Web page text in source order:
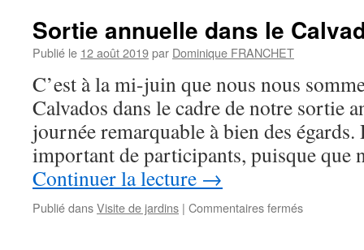
Sortie annuelle dans le
Publié le 12 août 2019par Dominique FRANCHET
C’est à la mi-juin que nous nous
Calvados dans le cadre de notre sortie
journée remarquable à bien des
important de participants, puisque
Continuer la lecture →
Publié dansVisite de jardins | Commentaires ferméssur